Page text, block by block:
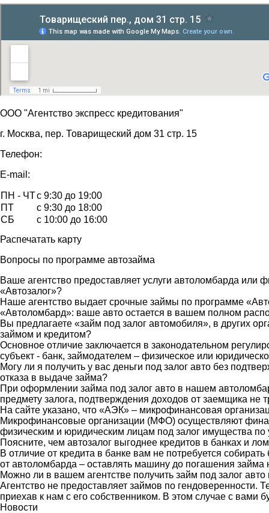
ООО "Агентство экспресс кредитования"
г. Москва, пер. Товарищеский дом 31 стр. 15
Телефон:
E-mail:
ПН - ЧТс 9:30 до 19:00
ПТ
с 9:30 до 18:00
СБ
с 10:00 до 16:00
Распечатать карту
Вопросы по программе автозайма
Ваше агентство предоставляет услуги автоломбарда или
«Автозалог»?
Наше агентство выдает срочные займы по программе
«Автоломбард»: ваше авто остается в вашем полном
Вы предлагаете «займ под залог автомобиля», в других
займом и кредитом?
Основное отличие заключается в законодательном
субъект - банк, займодателем – физическое или
Могу ли я получить у вас деньги под залог авто без
отказа в выдаче займа?
При оформлении займа под залог авто в нашем
предмету залога, подтверждения доходов от заемщика не
На сайте указано, что «АЭК» – микрофинансовая
Микрофинансовые организации (МФО) осуществляют
физическим и юридическим лицам под залог имущества
Поясните, чем автозалог выгоднее кредитов в банках и
В отличие от кредита в банке вам не потребуется
от автоломбарда – оставлять машину до погашения займа
Можно ли в вашем агентстве получить займ под залог
Агентство не предоставляет займов по гендоверенности.
приехав к нам с его собственником. В этом случае с вами
Новости